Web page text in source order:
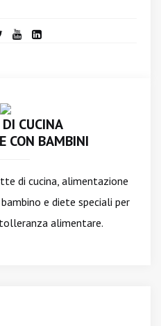
CUCINA
CON BAMBINI
di cucina, alimentazione
e diete speciali per
alimentare.